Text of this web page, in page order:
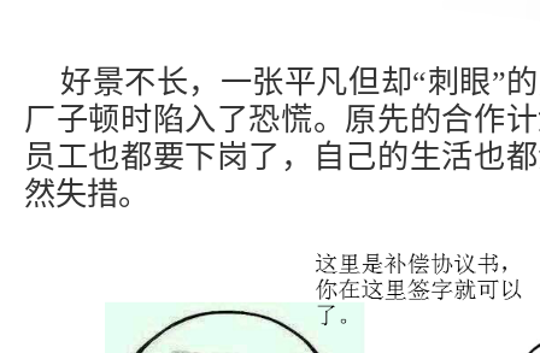
好景不长，一张平凡但却“刺眼”
厂子顿时陷入了恐慌。原先的合作
员工也都要下岗了，自己的生活也
然失措。